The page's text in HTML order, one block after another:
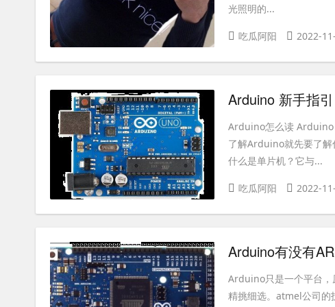
光照明的...
吃瓜阿阳 2022-
Arduino 新手指引
Arduino怎么读 Arduino
了解Arduino就先要了解
什么是单片机？它与...
吃瓜阿阳 2022-
Arduino有没有
Arduino只是一个平台，
精挑细选。atmel公司的